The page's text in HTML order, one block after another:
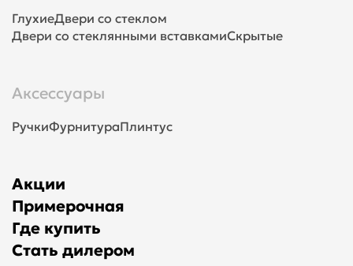
ГлухиеДвери со стеклом
Двери со стеклянными вставкамиСкрытые
Аксессуары
РучкиФурнитураПлинтус
Акции
Примерочная
Где купить
Стать дилером